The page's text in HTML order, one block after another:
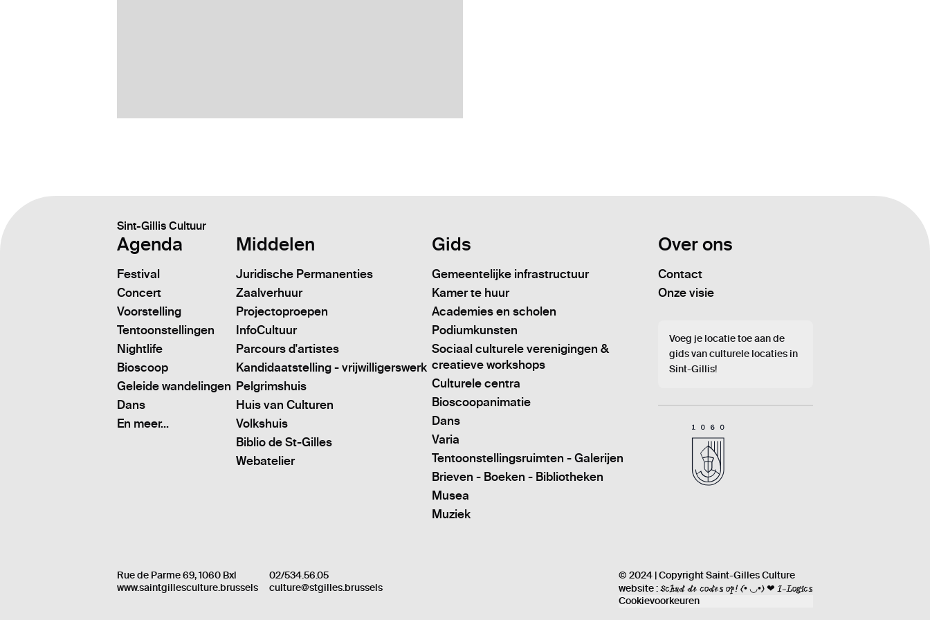
Sint-Gillis Cultuur
Agenda
Festival
Concert
Voorstelling
Tentoonstellingen
Nightlife
Bioscoop
Geleide wandelingen
Dans
En meer...
Middelen
Juridische Permanenties
Zaalverhuur
Projectoproepen
InfoCultuur
Parcours d'artistes
Kandidaatstelling - vrijwilligerswerk
Pelgrimshuis
Huis van Culturen
Volkshuis
Biblio de St-Gilles
Webatelier
Gids
Gemeentelijke infrastructuur
Kamer te huur
Academies en scholen
Podiumkunsten
Sociaal culturele verenigingen &
creatieve workshops
Culturele centra
Bioscoopanimatie
Dans
Varia
Tentoonstellingsruimten - Galerijen
Brieven - Boeken - Bibliotheken
Musea
Muziek
Over ons
Contact
Onze visie
Voeg je locatie toe aan de
gids van culturele locaties in
Sint-Gillis!
Rue de Parme 69, 1060 Bxl
www.saintgillesculture.brussels
02/534.56.05
culture@stgilles.brussels
© 2024 | Copyright Saint-Gilles Culture
website :Schud de codes op! (• ◡•) ❤ I-Logics
Cookievoorkeuren